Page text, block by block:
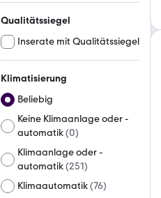
Qualitätssiegel
Inserate mit Qualitätssiegel
Klimatisierung
Beliebig
Keine Klimaanlage oder -
automatik(0)
Klimaanlage oder -
automatik(251)
Klimaautomatik(76)